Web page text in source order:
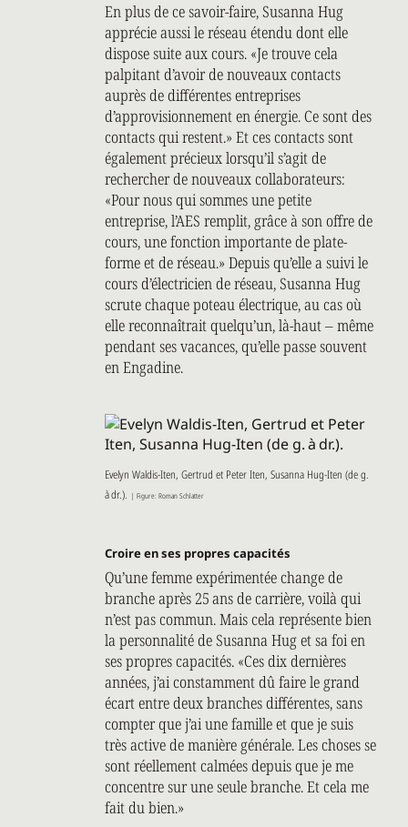
En plus de ce savoir-faire, Susanna Hug
apprécie aussi le réseau étendu dont elle
dispose suite aux cours. «Je trouve cela
palpitant d’avoir de nouveaux contacts
auprès de différentes entreprises
d’approvisionnement en énergie. Ce sont des
contacts qui restent.» Et ces contacts sont
également précieux lorsqu’il s’agit de
rechercher de nouveaux collaborateurs:
«Pour nous qui sommes une petite
entreprise, l’AES remplit, grâce à son offre de
cours, une fonction importante de plate-
forme et de réseau.» Depuis qu’elle a suivi le
cours d’électricien de réseau, Susanna Hug
scrute chaque poteau électrique, au cas où
elle reconnaîtrait quelqu’un, là-haut – même
pendant ses vacances, qu’elle passe souvent
en Engadine.
Evelyn Waldis-Iten, Gertrud et Peter Iten, Susanna Hug-Iten (de g.
à dr.). | Figure: Roman Schlatter
Croire en ses propres capacités
Qu’une femme expérimentée change de
branche après 25 ans de carrière, voilà qui
n’est pas commun. Mais cela représente bien
la personnalité de Susanna Hug et sa foi en
ses propres capacités. «Ces dix dernières
années, j’ai constamment dû faire le grand
écart entre deux branches différentes, sans
compter que j’ai une famille et que je suis
très active de manière générale. Les choses se
sont réellement calmées depuis que je me
concentre sur une seule branche. Et cela me
fait du bien.»